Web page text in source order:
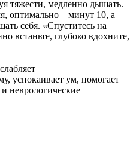
тяжести, медленно дышать.
оптимально – минут 10, а
себя. «Спуститесь на
встаньте, глубоко вдохните,
успокаивает ум, помогает
неврологические